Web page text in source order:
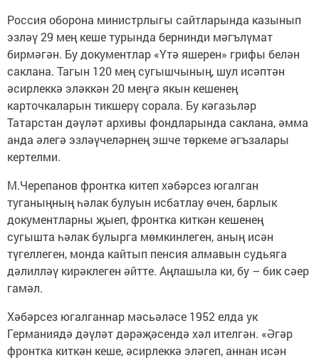
Россия оборона министрлыгы сайтларында казынып
эзләү 29 мең кеше турында бернинди мәгъ­лүмат
бирмәгән. Бу документлар «Үтә яшерен» грифы белән
саклана. Тагын 120 мең сугышчының, шул исәптән
әсирлеккә эләккән 20 меңгә якын кешенең
карточкаларын тикшерү сорала. Бу кәгазьләр
Татарстан дәүләт архивы фондларында саклана, әмма
анда әлегә эзләүчеләрнең эшче төркеме әгъзалары
кертелми.
М.Черепанов фронтка китеп хәбәрсез югалган
туганыңның һәлак булуын исбатлау өчен, барлык
документларны җыеп, фронтка киткән кешенең
сугышта һәлак булырга мөмкинлеген, аның исән
түгеллеген, монда кайтып пенсия алмавын судьяга
дәлилләү кирәклеген әйтте. Аңлашыла ки, бу – бик сәер
гамәл.
Хәбәрсез югалганнар мәсьә­ләсе 1952 елда ук
Германиядә дәүләт дәрәҗәсендә хәл ителгән. «Әгәр
фронтка киткән кеше, әсирлеккә эләгеп, аннан исән